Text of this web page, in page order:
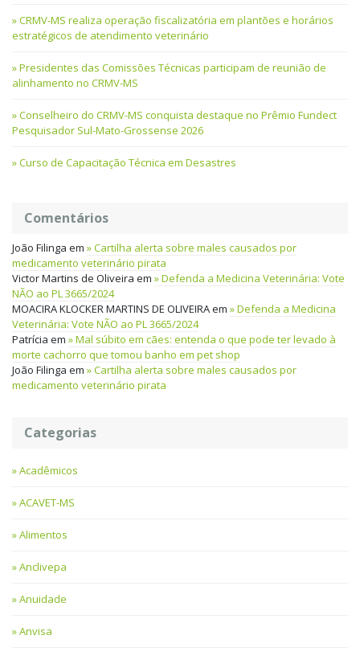
CRMV-MS realiza operação fiscalizatória em plantões e horários
estratégicos de atendimento veterinário
Presidentes das Comissões Técnicas participam de reunião de
alinhamento no CRMV-MS
Conselheiro do CRMV-MS conquista destaque no Prêmio Fundect
Pesquisador Sul-Mato-Grossense 2026
Curso de Capacitação Técnica em Desastres
Comentários
João Filinga em
Cartilha alerta sobre males causados por
medicamento veterinário pirata
Victor Martins de Oliveira em
Defenda a Medicina Veterinária: Vote
NÃO ao PL 3665/2024
MOACIRA KLOCKER MARTINS DE OLIVEIRAem
Defenda a Medicina
Veterinária: Vote NÃO ao PL 3665/2024
Patrícia em
Mal súbito em cães: entenda o que pode ter levado à
morte cachorro que tomou banho em pet shop
João Filinga em
Cartilha alerta sobre males causados por
medicamento veterinário pirata
Categorias
Acadêmicos
ACAVET-MS
Alimentos
Anclivepa
Anuidade
Anvisa